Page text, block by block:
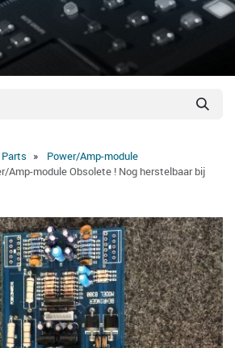
Power/Amp-module
Amp-module Obsolete ! Nog herstelbaar bij